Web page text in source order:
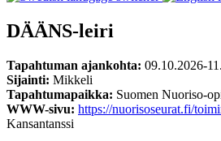
DÄÄNS-leiri
Tapahtuman ajankohta: 09.10.2026-
Sijainti: Mikkeli
Tapahtumapaikka: Suomen Nuoriso-
WWW-sivu: https://nuorisoseurat.fi/
Kansantanssi